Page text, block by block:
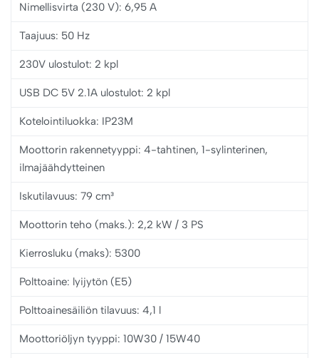
Nimellisvirta (230 V): 6,95 A
Taajuus: 50 Hz
230V ulostulot: 2 kpl
USB DC 5V 2.1A ulostulot: 2 kpl
Kotelointiluokka: IP23M
Moottorin rakennetyyppi: 4-tahtinen, 1-sylinterinen,
ilmajäähdytteinen
Iskutilavuus: 79 cm³
Moottorin teho (maks.): 2,2 kW / 3 PS
Kierrosluku (maks): 5300
Polttoaine: lyijytön (E5)
Polttoainesäiliön tilavuus: 4,1 l
Moottoriöljyn tyyppi: 10W30 / 15W40